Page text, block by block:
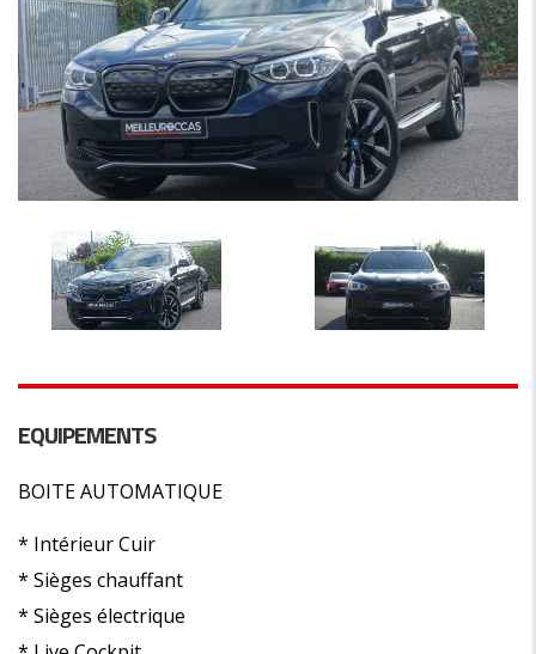
EQUIPEMENTS
BOITE AUTOMATIQUE
* Intérieur Cuir
* Sièges chauffant
* Sièges électrique